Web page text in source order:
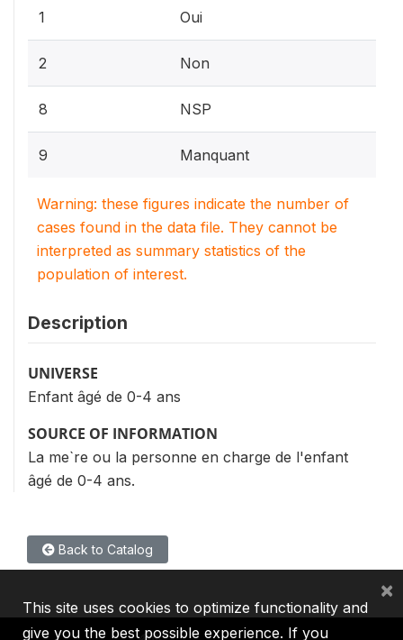
1 Oui
2 Non
8 NSP
9 Manquant
Warning: these figures indicate the number of
cases found in the data file. They cannot be
interpreted as summary statistics of the
population of interest.
Description
UNIVERSE
Enfant âgé de 0-4 ans
SOURCE OF INFORMATION
La me`re ou la personne en charge de l'enfant
âgé de 0-4 ans.
Back to Catalog
This site uses cookies to optimize functionality and
give you the best possible experience. If you
×